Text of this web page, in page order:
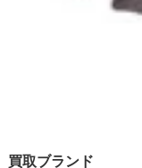
買取ブランド